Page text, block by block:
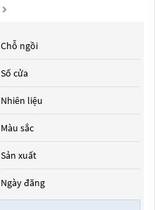
Chỗ ngồi
Số cửa
Nhiên liệu
Màu sắc
Sản xuất
Ngày đăng